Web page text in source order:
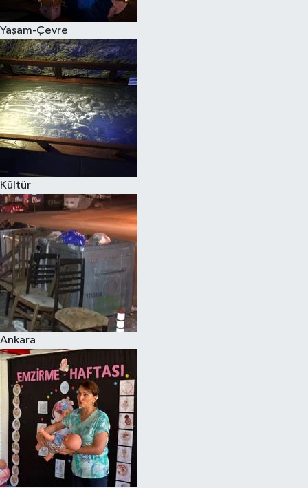
Yaşam-Çevre
Kültür
Ankara